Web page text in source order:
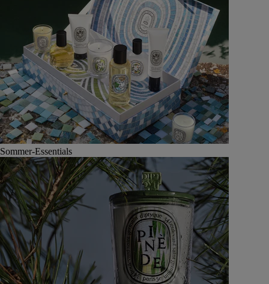
Sommer-Essentials